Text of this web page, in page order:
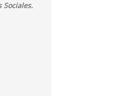
Sociales.